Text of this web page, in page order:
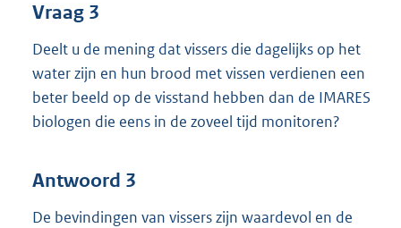
Vraag 3
Deelt u de mening dat vissers die dagelijks op het
water zijn en hun brood met vissen verdienen een
beter beeld op de visstand hebben dan de IMARES
biologen die eens in de zoveel tijd monitoren?
Antwoord 3
De bevindingen van vissers zijn waardevol en de